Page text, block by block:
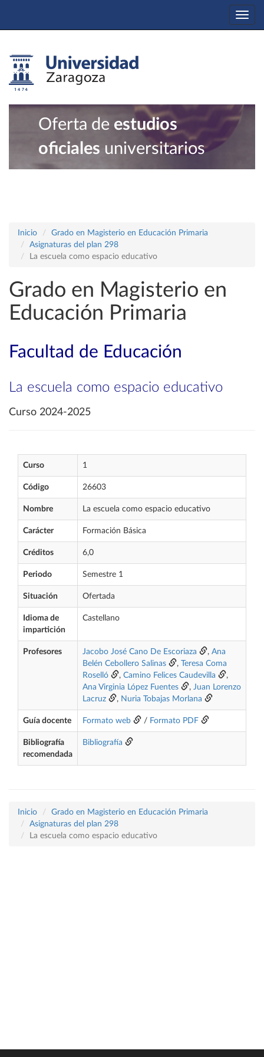
Oferta de estudios
oficiales universitarios
Inicio
Grado en Magisterio en Educación Primaria
Asignaturas del plan 298
La escuela como espacio educativo
Grado en Magisterio en
Educación Primaria
Facultad de Educación
La escuela como espacio educativo
Curso 2024-2025
Curso 1
Código 26603
Nombre La escuela como espacio educativo
Carácter Formación Básica
Créditos 6,0
Periodo Semestre 1
Situación Ofertada
Idioma de
impartición
Castellano
Profesores Jacobo José Cano De Escoriaza , Ana
Belén Cebollero Salinas
,
Teresa Coma
Roselló
, Camino Felices Caudevilla
,
Ana Virginia López Fuentes
, Juan Lorenzo
Lacruz
, Nuria Tobajas Morlana
Guía docente Formato web / Formato PDF
Bibliografía
recomendada
Bibliografía
Inicio
Grado en Magisterio en Educación Primaria
Asignaturas del plan 298
La escuela como espacio educativo